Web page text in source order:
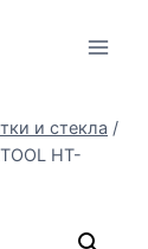
и стекла /
HT-